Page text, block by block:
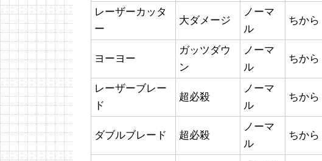
レーザーカッタ
ー
大ダメージ
ノーマ
ル
ちから
ヨーヨー
ガッツダウ
ン
ノーマ
ル
ちから
レーザーブレー
ド
超必殺
ノーマ
ル
ちから
ダブルブレード 超必殺
ノーマ
ル
ちから